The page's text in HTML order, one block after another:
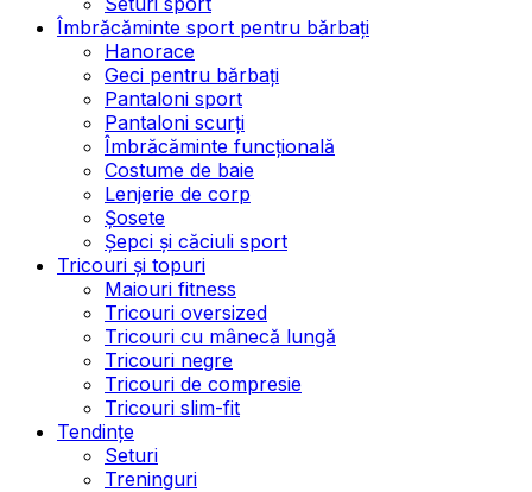
Îmbrăcăminte sport pentru bărbați
Hanorace
Geci pentru bărbați
Pantaloni sport
Pantaloni scurți
Îmbrăcăminte funcțională
Costume de baie
Lenjerie de corp
Șosete
Șepci și căciuli sport
Tricouri și topuri
Maiouri fitness
Tricouri oversized
Tricouri cu mânecă lungă
Tricouri negre
Tricouri de compresie
Tricouri slim-fit
Tendințe
Seturi
Treninguri